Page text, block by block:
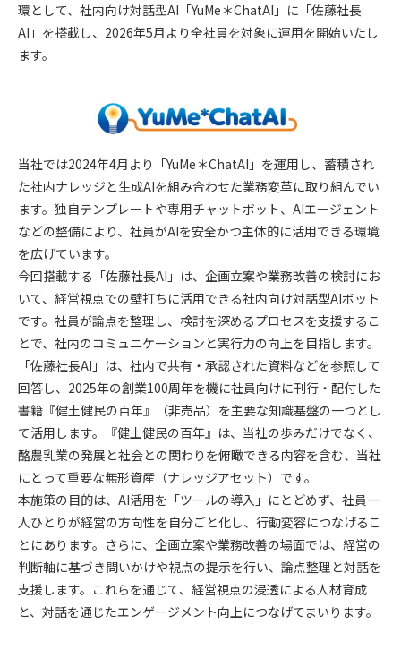
環として、社内向け対話型AI「YuMe＊ChatAI」に「佐藤社長
AI」を搭載し、2026年5月より全社員を対象に運用を開始いたし
ます。
当社では2024年4月より「YuMe＊ChatAI」を運用し、蓄積され
た社内ナレッジと生成AIを組み合わせた業務変革に取り組んでい
ます。独自テンプレートや専用チャットボット、AIエージェント
などの整備により、社員がAIを安全かつ主体的に活用できる環境
を広げています。
今回搭載する「佐藤社長AI」は、企画立案や業務改善の検討にお
いて、経営視点での壁打ちに活用できる社内向け対話型AIボット
です。社員が論点を整理し、検討を深めるプロセスを支援するこ
とで、社内のコミュニケーションと実行力の向上を目指します。
「佐藤社長AI」は、社内で共有・承認された資料などを参照して
回答し、2025年の創業100周年を機に社員向けに刊行・配付した
書籍『健土健民の百年』（非売品）を主要な知識基盤の一つとし
て活用します。『健土健民の百年』は、当社の歩みだけでなく、
酪農乳業の発展と社会との関わりを俯瞰できる内容を含む、当社
にとって重要な無形資産（ナレッジアセット）です。
本施策の目的は、AI活用を「ツールの導入」にとどめず、社員一
人ひとりが経営の方向性を自分ごと化し、行動変容につなげるこ
とにあります。さらに、企画立案や業務改善の場面では、経営の
判断軸に基づき問いかけや視点の提示を行い、論点整理と対話を
支援します。これらを通じて、経営視点の浸透による人材育成
と、対話を通じたエンゲージメント向上につなげてまいります。